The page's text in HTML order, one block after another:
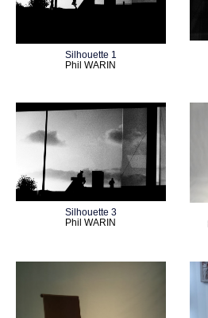
Silhouette 1
Phil WARIN
Silhouette 3
Phil WARIN